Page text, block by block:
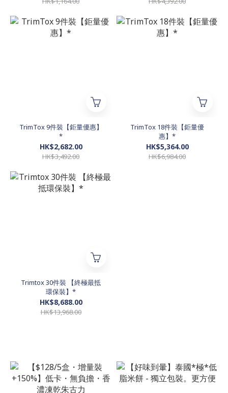
TrimTox 9件裝【鉅量優惠】
*
HK$2,682.00
HK$3,492.00
TrimTox 18件裝【鉅量優
惠】*
HK$5,364.00
HK$6,984.00
Trimtox 30件裝 【終極最抵
環保裝】*
HK$8,688.00
HK$13,968.00